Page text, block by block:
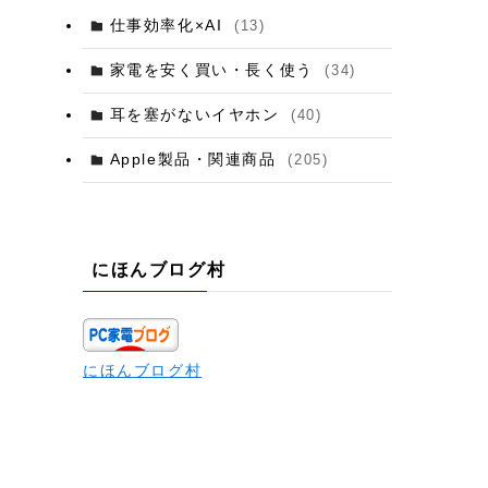
仕事効率化×AI (13)
家電を安く買い・長く使う (34)
耳を塞がないイヤホン (40)
Apple製品・関連商品 (205)
にほんブログ村
にほんブログ村